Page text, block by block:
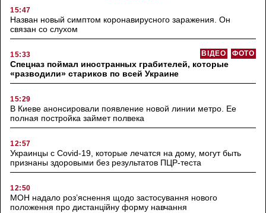
15:47
Назван новый симптом коронавирусного заражения. Он
связан со слухом
15:33 ФОТО
ВІДЕО
Спецназ поймал иностранных грабителей, которые
«разводили» стариков по всей Украине
15:29
В Киеве анонсировали появление новой линии метро. Ее
полная постройка займет полвека
12:57
Украинцы с Covid-19, которые лечатся на дому, могут быть
признаны здоровыми без результатов ПЦР-теста
12:50
МОН надало роз’яснення щодо застосування нового
положення про дистанційну форму навчання